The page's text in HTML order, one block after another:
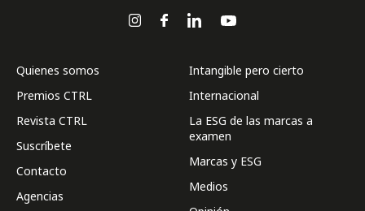
Quienes somos
Premios CTRL
Revista CTRL
Suscríbete
Contacto
Agencias
Intangible pero cierto
Internacional
La ESG de las marcas a
examen
Marcas y ESG
Medios